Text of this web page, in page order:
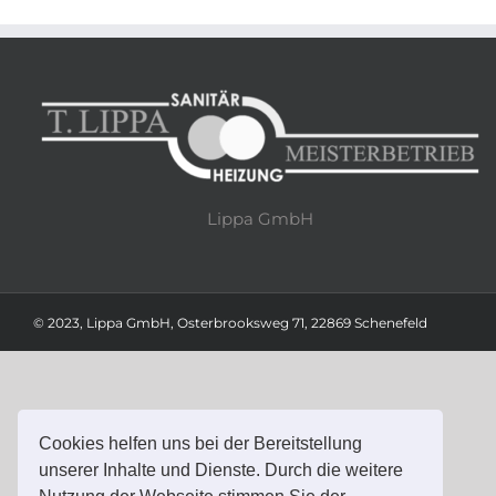
Cookies helfen uns bei der Bereitstellung
unserer Inhalte und Dienste. Durch die weitere
Lippa GmbH
© 2023, Lippa GmbH, Osterbrooksweg 71, 22869 Schenefeld